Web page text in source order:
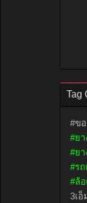
Tag
#ข
#ย
#ย
#ร
#ล้
3เอ็